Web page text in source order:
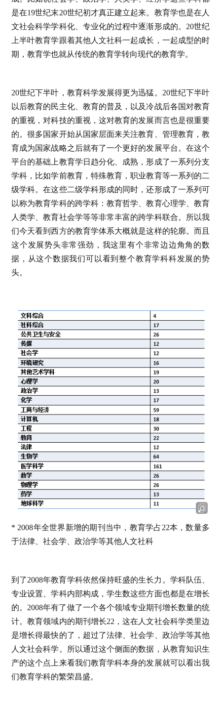
是在19世纪末20世纪初才真正建立起来。教育学也是在人
文社会科学学科化、专业化的过程中逐渐形成的。20世纪
上半叶教育学跟着其他人文社科一起成长，一起成型的时
期，教育学也就从传统的教育学转向现代的教育学。
20世纪下半叶，教育科学发展得更为迅猛。20世纪下半叶
以后教育的民主化、教育的普及，以及冷战后各国对教育
的重视，对科技的重视，这对教育的发展而言也是很重要
的。很多国家开始从国家层面来关注教育、管理教育，教
育成为国家战略之后就有了一个更好的发展平台。在这个
平台的基础上教育学日趋分化、成熟，形成了一系列分支
学科，比如学前教育，特殊教育，职业教育等一系列的二
级学科。在这些二级学科形成的同时，还形成了一系列可
以称为教育学科的跨学科：教育哲学、教育心理学、教育
人类学、教育社会学等等非常丰富的跨学科联合。所以我
们今天看到西方的教育学体系大概就是这样的轮廓。而且
这个发展势头非常强劲，我这里有个非常边边角角的数
据，从这个数据我们可以看到整个教育学科科发展的势
头。
* 2008年全世界新增的期刊当中，教育学占22本，数量多
于法律、社会学、政治学等其他人文社科
到了2008年教育学科依然保持旺盛的生长力。学科队伍、
专业设置、学科内部构成，学生数这些方面也都是在增长
的。2008年有了做了一个各个领域专业期刊增长数量的统
计。教育领域内的期刊增长22，这在人文社会科学类里边
是增长得最快的了，超过了法律、社会学、政治学等其他
人文社会科学。所以通过这个侧面的数据，从教育知识生
产的这个点上来看我们教育学科本身的发展就可以看出我
们教育学科的繁荣昌盛。